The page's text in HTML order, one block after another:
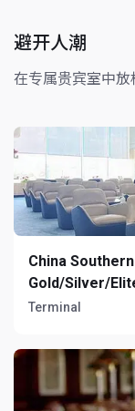
避开人潮
在专属贵宾室中放
China
Gold/Silver/
Terminal